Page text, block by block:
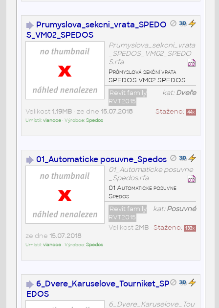
Prumyslova_sekcni_vrata_SPEDO
S_VM02_SPEDOS
Prumyslova_sekcni_vrata
_SPEDOS_VM02_SPEDO
S.rfa
Průmyslová sekční vrata
SPEDOS VM02 SPEDOS
kat:Dveře
Revit family
RVT2015
Staženo: 44x
Velikost 1,19MB• ze dne 15.07.2018
Umístil:vianoce• Výrobce:Spedos
01_Automaticke posuvne_Spedos
01_Automaticke posuvne
_Spedos.rfa
01 Automaticke posuvne
Spedos
kat:Posuvné
Revit family
RVT2015
Staženo: 133x
Velikost 2MB•
ze dne 15.07.2018
Umístil:vianoce• Výrobce:Spedos
6_Dvere_Karuselove_Tourniket_SP
EDOS
6_Dvere_Karuselove_Tou